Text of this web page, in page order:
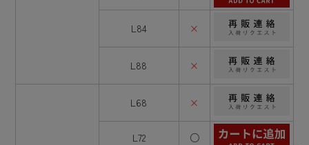
L84 ×
L88 ×
L68 ×
L72 ○